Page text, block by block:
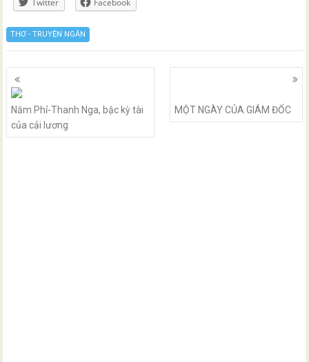
Twitter Facebook
THƠ - TRUYỆN NGẮN
Posts
navigation
Năm Phỉ-Thanh Nga, bậc kỳ tài
của cải lương
MỘT NGÀY CỦA GIÁM ĐỐC